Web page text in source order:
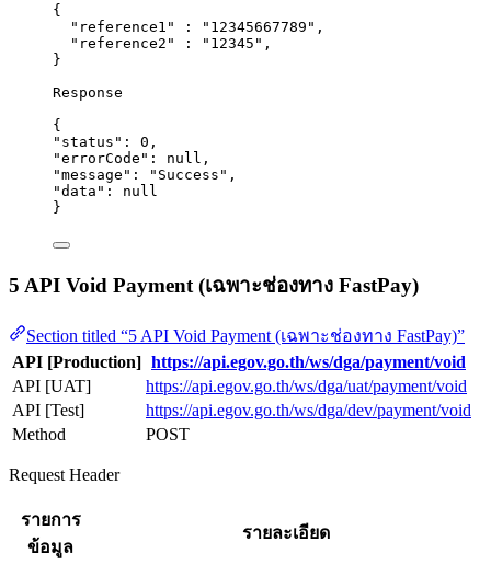
{
"reference1"
: " 12345667789 " ,
"reference2"
: " 12345 " ,
}
Response
{
"status" : 0 ,
"errorCode" : null ,
"message" : " Success " ,
"data" : null
}
5 API Void Payment (เฉพาะช่องทาง FastPay)
Section titled “5 API Void Payment (เฉพาะช่องทาง FastPay)”
API [Production] https://api.egov.go.th/ws/dga/payment/void
API [UAT]
https://api.egov.go.th/ws/dga/uat/payment/void
API [Test]
https://api.egov.go.th/ws/dga/dev/payment/void
Method
POST
Request Header
รายการ
ข้อมูล
รายละเอียด